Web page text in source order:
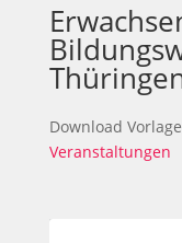
Download
Veranstaltungen